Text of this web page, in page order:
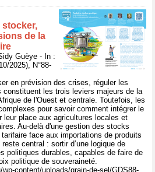
stocker,
de la
Guèye - In :
2025), N°88-
en prévision des crises, réguler les
constituent les trois leviers majeurs de la
de l'Ouest et centrale. Toutefois, les
pour savoir comment intégrer le
leur place aux agricultures locales et
Au-delà d'une gestion des stocks
face aux importations de produits
central : sortir d’une logique de
politiques durables, capables de faire de
politique de souveraineté.
content/uploads/grain-de-sel/GDS88-